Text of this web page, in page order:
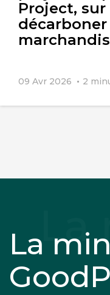
Project,
09 Avr 2026 2
La